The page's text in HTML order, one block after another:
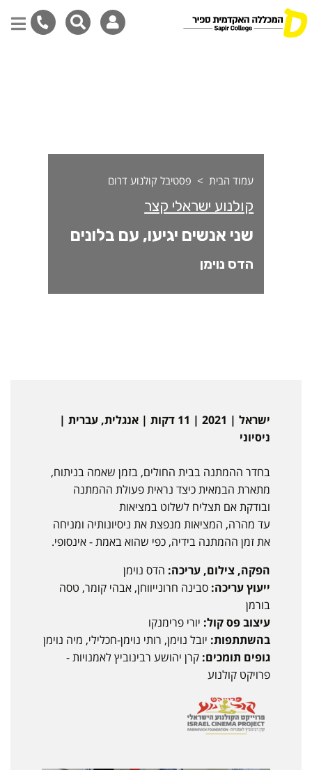
עמוד הבית פסטיבל קולנוע דרום
קולנוע ישראלי קצר
שני אנשים יגיעו, עם בלונים
הדס נוימן
ישראל | 2021 | 11 דקות | אנגלית, עברית |
ניסיוני
בחדר ההמתנה בבית החולים, בזמן שאמה בניתוח,
מתארת הבמאית כיצד נראית פעולת ההמתנה
ובודקת אם תצליח לשלוט במציאות
עד מהרה, המציאות מנפצת את ניסיונותיה ומניחה
את זמן ההמתנה בידיה, כפי שהוא באמת - אינסופי.
הפקה, צילום, עריכה: הדס נוימן
ייעוץ עריכה: סבינה חרונייווחן, אבהי קומר, טסה
בורמן
עיצוב פס קול: יורי פרימנקו
בהשתתפות: יובל נוימן, רותי נוימן-חכלילי, מיה נוימן
גופים תומכים: קרן יהושע רבינוביץ לאמנויות -
פרויקט קולנוע